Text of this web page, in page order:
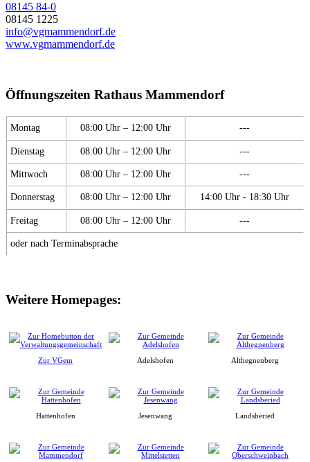
08145 84-0
08145 1225
info@vgmammendorf.de
www.vgmammendorf.de
Öffnungszeiten Rathaus Mammendorf
Montag 08:00 Uhr – 12:00 Uhr ---
Dienstag 08:00 Uhr – 12:00 Uhr ---
Mittwoch 08:00 Uhr – 12:00 Uhr ---
Donnerstag 08:00 Uhr – 12:00 Uhr 14:00 Uhr - 18:30 Uhr
Freitag 08:00 Uhr – 12:00 Uhr ---
oder nach Terminabsprache
Weitere Homepages:
Zur VGem Adelshofen Althegnenberg
Hattenhofen Jesenwang Landsberied